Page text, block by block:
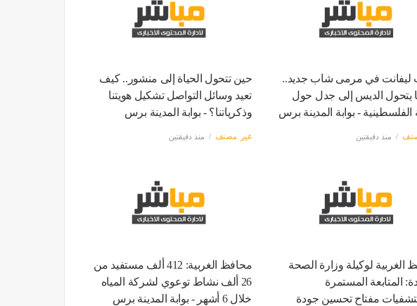
ليفانت في مرمى شاب جديد..
يتحول الديس إلى جدل حول
الفلسطينية - بوابة المدينة برس
منذ دقيقتين
حين تتحول الحياة إلى منشور.. كيف
تعيد وسائل التواصل تشكيل هويتنا
وذكرياتنا؟ - بوابة المدينة برس
غير مصنف منذ دقيقتين
الغربية لوكيلة وزارة الصحة
المتابعة المستمرة
مفتاح تحسين جودة
محافظ الغربية: 412 ألف مستفيد من
26 ألف نشاط توعوي لشركة المياه
خلال 6 أشهر - بوابة المدينة برس